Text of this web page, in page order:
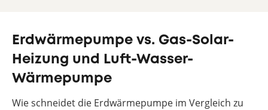
Erdwärmepumpe vs. Gas-Solar-
Heizung und Luft-Wasser-
Wärmepumpe
Wie schneidet die Erdwärmepumpe im Vergleich zu